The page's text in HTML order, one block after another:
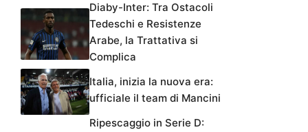
Diaby-Inter: Tra Ostacoli
Tedeschi e Resistenze
Arabe, la Trattativa si
Complica
Italia, inizia la nuova era:
ufficiale il team di Mancini
Ripescaggio in Serie D: